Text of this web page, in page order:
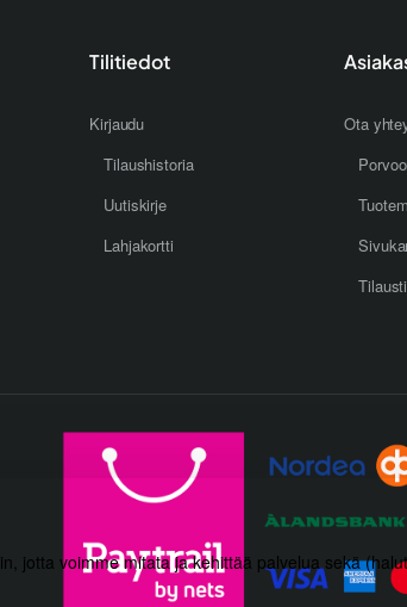
jotta voimme mitata ja kehittää palvelua sekä
Tilitiedot
Kirjaudu
Tilaushistoria
Uutiskirje
Lahjakortti
Ota